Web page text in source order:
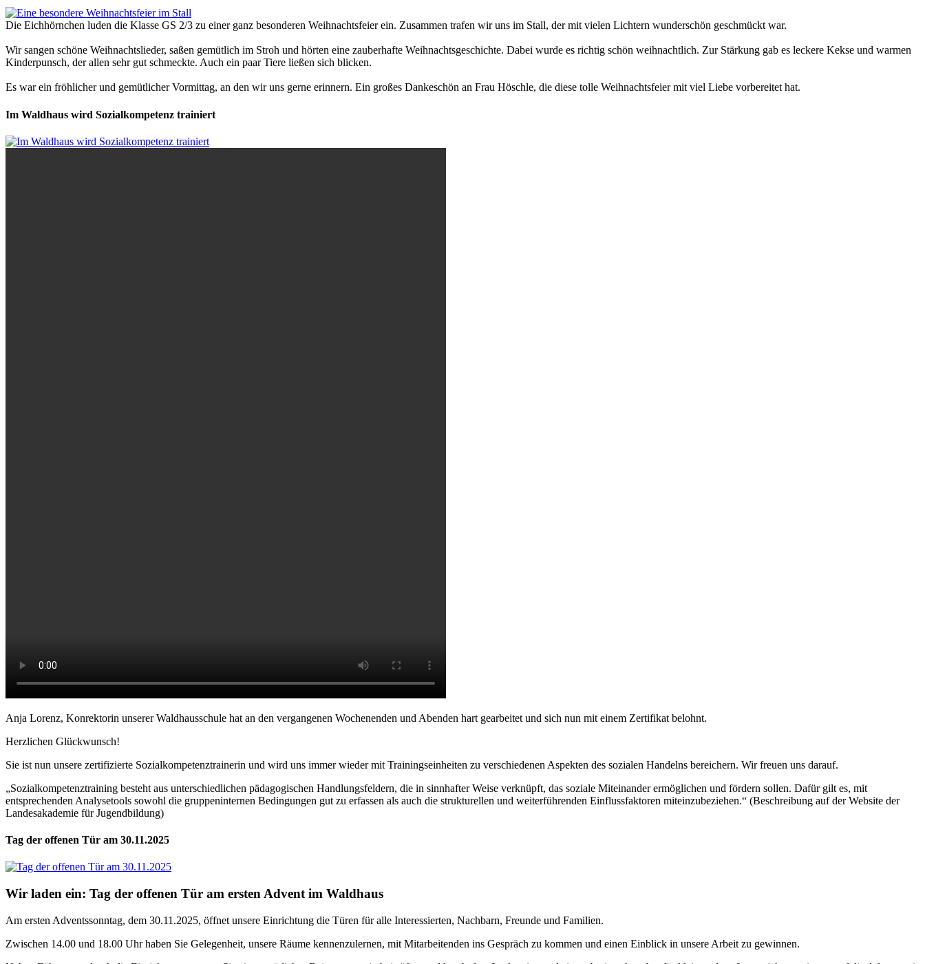
Die Eichhörnchen luden die Klasse GS 2/3 zu einer ganz besonderen Weihnachtsfeier ein. Zusammen trafen wir uns im Stall, der mit vielen Lichtern wunderschön geschmückt war.
Wir sangen schöne Weihnachtslieder, saßen gemütlich im Stroh und hörten eine zauberhafte Weihnachtsgeschichte. Dabei wurde es richtig schön weihnachtlich. Zur Stärkung gab es leckere Kekse und warmen
Kinderpunsch, der allen sehr gut schmeckte. Auch ein paar Tiere ließen sich blicken.
Es war ein fröhlicher und gemütlicher Vormittag, an den wir uns gerne erinnern. Ein großes Dankeschön an Frau Höschle, die diese tolle Weihnachtsfeier mit viel Liebe vorbereitet hat.
Im Waldhaus wird Sozialkompetenz trainiert
Anja Lorenz, Konrektorin unserer Waldhausschule hat an den vergangenen Wochenenden und Abenden hart gearbeitet und sich nun mit einem Zertifikat belohnt.
Herzlichen Glückwunsch!
Sie ist nun unsere zertifizierte Sozialkompetenztrainerin und wird uns immer wieder mit Trainingseinheiten zu verschiedenen Aspekten des sozialen Handelns bereichern. Wir freuen uns darauf.
„Sozialkompetenztraining besteht aus unterschiedlichen pädagogischen Handlungsfeldern, die in sinnhafter Weise verknüpft, das soziale Miteinander ermöglichen und fördern sollen. Dafür gilt es, mit
entsprechenden Analysetools sowohl die gruppeninternen Bedingungen gut zu erfassen als auch die strukturellen und weiterführenden Einflussfaktoren miteinzubeziehen.“ (Beschreibung auf der Website der
Landesakademie für Jugendbildung)
Tag der offenen Tür am 30.11.2025
Wir laden ein: Tag der offenen Tür am ersten Advent im Waldhaus
Am ersten Adventssonntag, dem 30.11.2025, öffnet unsere Einrichtung die Türen für alle Interessierten, Nachbarn, Freunde und Familien.
Zwischen 14.00 und 18.00 Uhr haben Sie Gelegenheit, unsere Räume kennenzulernen, mit Mitarbeitenden ins Gespräch zu kommen und einen Einblick in unsere Arbeit zu gewinnen.